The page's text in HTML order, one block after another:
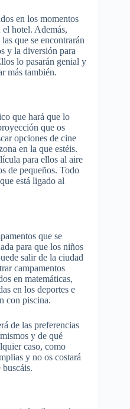
en los momentos
el hotel. Además,
que se encontrarán
y la diversión para
lo pasarán genial y
más también.
que hará que lo
que os
opciones de cine
en la que estéis.
para ellos al aire
de pequeños. Todo
está ligado al
que se
para que los niños
salir de la ciudad
campamentos
en matemáticas,
en los deportes e
con piscina.
de las preferencias
y de qué
caso, como
y no os costará